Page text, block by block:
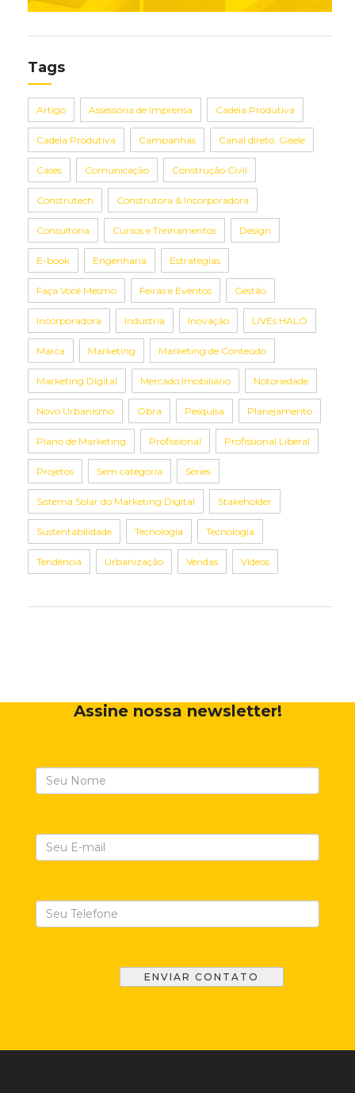
Tags
Artigo Assessoria de Imprensa Cadeia Produtiva
Cadeia Produtiva Campanhas Canal direto: Gisele
Cases Comunicação Construção Civil
Construtech Construtora & Incorporadora
Consultoria Cursos e Treinamentos Design
E-book Engenharia Estratégias
Faça Você Mesmo Feiras e Eventos Gestão
Incorporadora Indústria Inovação LIVEs HALO
Marca Marketing Marketing de Conteúdo
Marketing Digital Mercado Imobiliário Notoriedade
Novo Urbanismo Obra Pesquisa Planejamento
Plano de Marketing Profissional Profissional Liberal
Projetos Sem categoria Séries
Sistema Solar do Marketing Digital Stakeholder
Sustentabilidade Tecnologia Tecnologia
Tendência Urbanização Vendas Vídeos
Assine nossa newsletter!